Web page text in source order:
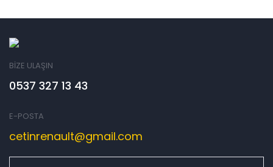
BİZE ULAŞIN
0537 327 13 43
E-POSTA
cetinrenault@gmail.com